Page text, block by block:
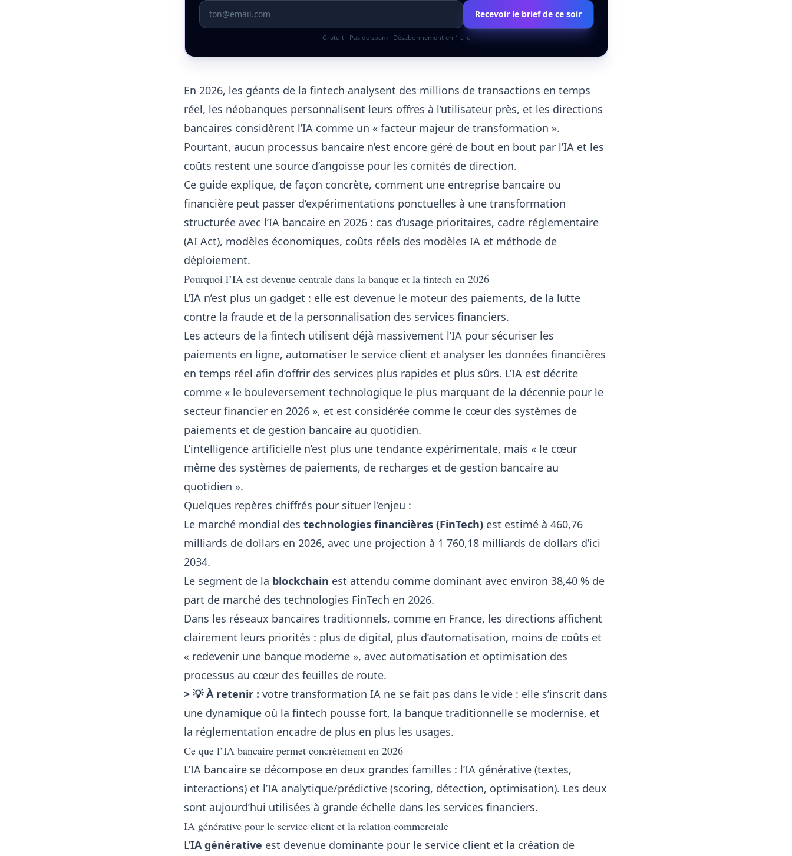
Recevoir le brief de ce soir
Gratuit · Pas de spam · Désabonnement en 1 clic
En 2026, les géants de la fintech analysent des millions de transactions en temps
réel, les néobanques personnalisent leurs offres à l’utilisateur près, et les directions
bancaires considèrent l’IA comme un « facteur majeur de transformation ».
Pourtant, aucun processus bancaire n’est encore géré de bout en bout par l’IA et les
coûts restent une source d’angoisse pour les comités de direction.
Ce guide explique, de façon concrète, comment une entreprise bancaire ou
financière peut passer d’expérimentations ponctuelles à une transformation
structurée avec l’IA bancaire en 2026 : cas d’usage prioritaires, cadre réglementaire
(AI Act), modèles économiques, coûts réels des modèles IA et méthode de
déploiement.
Pourquoi l’IA est devenue centrale dans la banque et la fintech en 2026
L’IA n’est plus un gadget : elle est devenue le moteur des paiements, de la lutte
contre la fraude et de la personnalisation des services financiers.
Les acteurs de la fintech utilisent déjà massivement l’IA pour sécuriser les
paiements en ligne, automatiser le service client et analyser les données financières
en temps réel afin d’offrir des services plus rapides et plus sûrs. L’IA est décrite
comme « le bouleversement technologique le plus marquant de la décennie pour le
secteur financier en 2026 », et est considérée comme le cœur des systèmes de
paiements et de gestion bancaire au quotidien.
L’intelligence artificielle n’est plus une tendance expérimentale, mais « le cœur
même des systèmes de paiements, de recharges et de gestion bancaire au
quotidien ».
Quelques repères chiffrés pour situer l’enjeu :
Le marché mondial des technologies financières (FinTech) est estimé à 460,76
milliards de dollars en 2026, avec une projection à 1 760,18 milliards de dollars d’ici
2034.
Le segment de la blockchain est attendu comme dominant avec environ 38,40 % de
part de marché des technologies FinTech en 2026.
Dans les réseaux bancaires traditionnels, comme en France, les directions affichent
clairement leurs priorités : plus de digital, plus d’automatisation, moins de coûts et
« redevenir une banque moderne », avec automatisation et optimisation des
processus au cœur des feuilles de route.
> 💡 À retenir : votre transformation IA ne se fait pas dans le vide : elle s’inscrit dans
une dynamique où la fintech pousse fort, la banque traditionnelle se modernise, et
la réglementation encadre de plus en plus les usages.
Ce que l’IA bancaire permet concrètement en 2026
L’IA bancaire se décompose en deux grandes familles : l’IA générative (textes,
interactions) et l’IA analytique/prédictive (scoring, détection, optimisation). Les deux
sont aujourd’hui utilisées à grande échelle dans les services financiers.
IA générative pour le service client et la relation commerciale
L’IA générative est devenue dominante pour le service client et la création de